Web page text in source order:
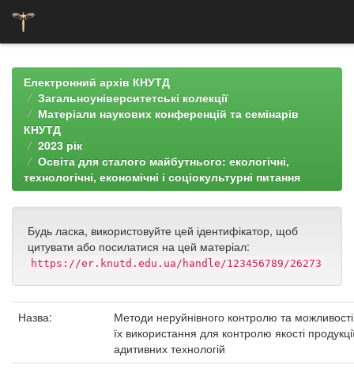
navigationЕлектронний архів КНУТД
Загальноуніверситетські колекції
Матеріали наукових конференцій та семінарів
КНУТД
2023 рік
Освіта для сталого майбутнього: екологічні,
технологічні, економічні і соціокультурні питання
Будь ласка, використовуйте цей ідентифікатор, щоб
цитувати або посилатися на цей матеріал:
https://er.knutd.edu.ua/handle/123456789/26273
Назва:
Методи неруйнівного контролю та можливості
їх використання для контролю якості
адитивних технологій